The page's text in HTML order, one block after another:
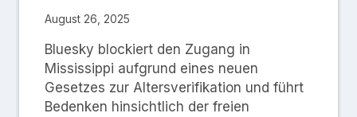
August 26, 2025
Bluesky blockiert den Zugang in
Mississippi aufgrund eines neuen
Gesetzes zur Altersverifikation und führt
Bedenken hinsichtlich der freien